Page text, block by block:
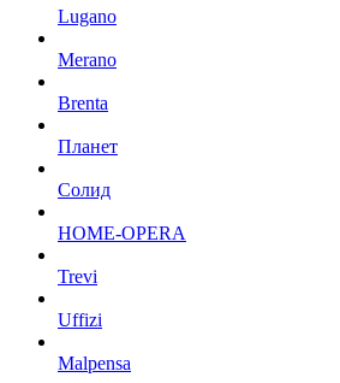
Lugano
Merano
Brenta
Планет
Солид
HOME-OPERA
Trevi
Uffizi
Malpensa